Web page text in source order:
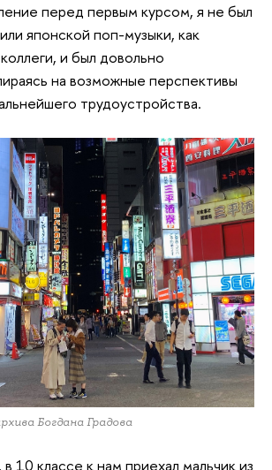
перед первым курсом, я не был
японской поп-музыки, как
и был довольно
на возможные перспективы
трудоустройства.
Богдана Градова
10 классе к нам приехал мальчик из